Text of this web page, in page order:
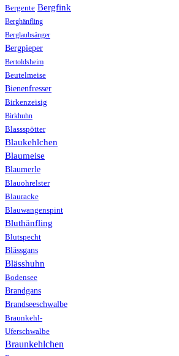
Bergente Bergfink
Berghänfling
Berglaubsänger
Bergpieper
Bertoldsheim
Beutelmeise
Bienenfresser
Birkenzeisig
Birkhuhn
Blassspötter
Blaukehlchen
Blaumeise
Blaumerle
Blauohrelster
Blauracke
Blauwangenspint
Bluthänfling
Blutspecht
Blässgans
Blässhuhn
Bodensee
Brandgans
Brandseeschwalbe
Braunkehl-
Uferschwalbe
Braunkehlchen